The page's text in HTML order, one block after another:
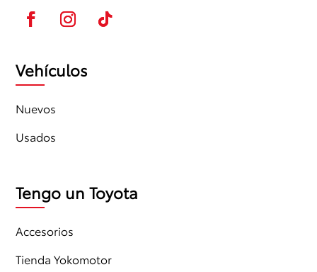
Vehículos
Nuevos
Usados
Tengo un Toyota
Accesorios
Tienda Yokomotor